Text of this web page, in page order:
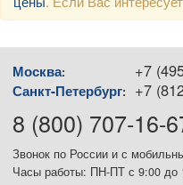
Москва: +7
Санкт-Петербург: +7
8 (800) 707-16-
Звонок по России и с
Часы работы: ПН-ПТ с 9:00 до